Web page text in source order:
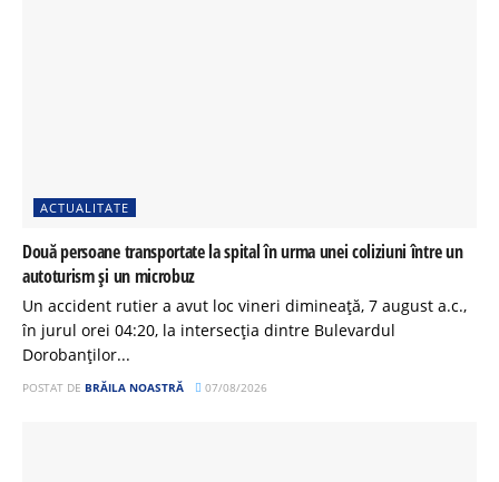
ACTUALITATE
Două persoane transportate la spital în urma unei coliziuni între un
autoturism și un microbuz
Un accident rutier a avut loc vineri dimineață, 7 august a.c.,
în jurul orei 04:20, la intersecția dintre Bulevardul
Dorobanților...
POSTAT DE BRĂILA NOASTRĂ 07/08/2026